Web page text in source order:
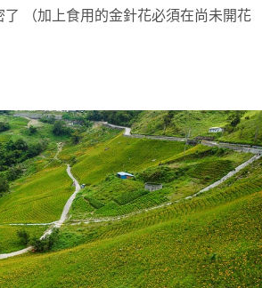
（加上食用的金針花必須在尚未開花